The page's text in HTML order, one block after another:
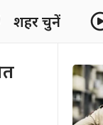
शहर चुनें